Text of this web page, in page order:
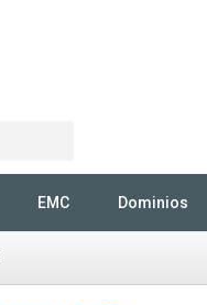
EMC Dominios